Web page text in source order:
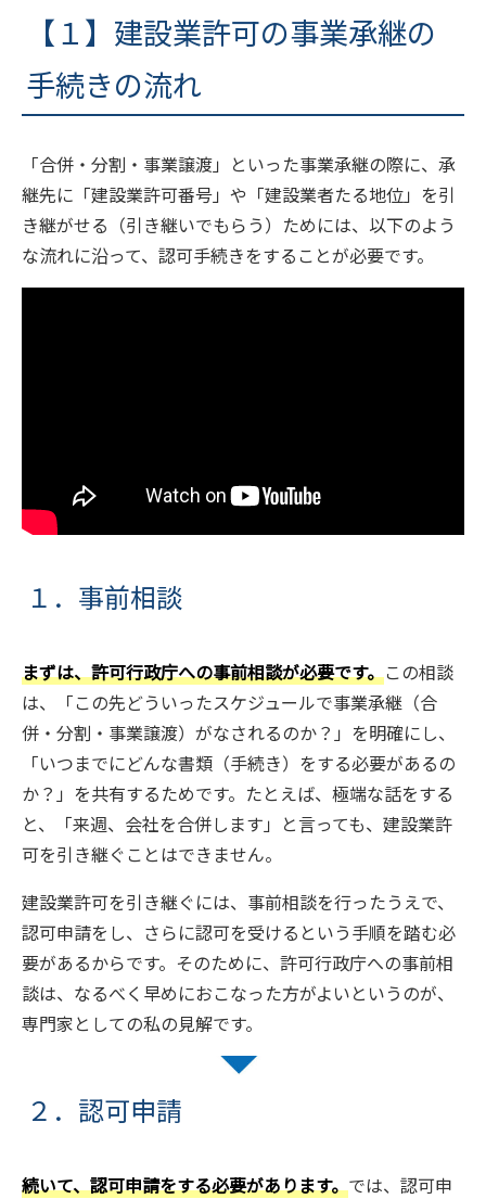
【１】建設業許可の事業承継の
手続きの流れ
「合併・分割・事業譲渡」といった事業承継の際に、承
継先に「建設業許可番号」や「建設業者たる地位」を引
き継がせる（引き継いでもらう）ためには、以下のよう
な流れに沿って、認可手続きをすることが必要です。
１．事前相談
まずは、許可行政庁への事前相談が必要です。この相談
は、「この先どういったスケジュールで事業承継（合
併・分割・事業譲渡）がなされるのか？」を明確にし、
「いつまでにどんな書類（手続き）をする必要があるの
か？」を共有するためです。たとえば、極端な話をする
と、「来週、会社を合併します」と言っても、建設業許
可を引き継ぐことはできません。
建設業許可を引き継ぐには、事前相談を行ったうえで、
認可申請をし、さらに認可を受けるという手順を踏む必
要があるからです。そのために、許可行政庁への事前相
談は、なるべく早めにおこなった方がよいというのが、
専門家としての私の見解です。
２．認可申請
続いて、認可申請をする必要があります。では、認可申